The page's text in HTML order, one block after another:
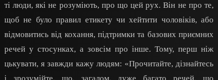
ті люди, які не розуміють, про що цей рух. Він не про те,
щоб не було правил етикету чи хейтити чоловіків, або
відмовитись від кохання, підтримки та базових приємних
речей у стосунках, а зовсім про інше. Тому, перш ніж
цькувати, я завжди кажу людям: «Прочитайте, дізнайтесь